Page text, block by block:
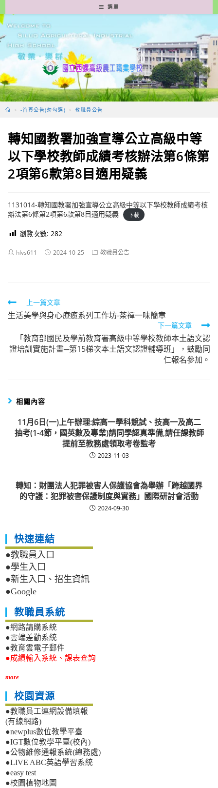
轉
至
要
容
選單
> -首頁公告(勿勾選) > 教職員公告
轉知國教署加強宣導公立高級中等
以下學校教師成績考核辦法第6條第
2項第6款第8目適用疑義
1131014-轉知國教署加強宣導公立高級中等以下學校教師成績考核
辦法第6條第2項第6款第8目適用疑義
下載
瀏覽次數: 282
Posthlvs611
Post2024-10-25
Post教職員公告
Read
more
articles
上一篇文章
生活美學與身心療癒系列工作坊-茶禪一味簡章
下一篇文章
「教育部國民及學前教育署高級中等學校教師本土語文認
證培訓實施計畫─第15梯次本土語文認證輔導班」，鼓勵同
仁報名參加。
相關內容
11月6日(一)上午辦理:綜高一學科競試、技高一及高二
抽考(1-4節，國英數及專業)請同學認真準備,請任課教師
提前至教務處領取考卷監考
2023-11-03
轉知：財團法人犯罪被害人保護協會為舉辦「跨越國界
的守護：犯罪被害保護制度與實務」國際研討會活動
2024-09-30
快速連結
●教職員入口
●學生入口
●新生入口、招生資訊
●Google
教職員系統
●網路請購系統
●雲端差勤系統
●教育雲電子郵件
●成績輸入系統、課表查詢
more
校園資源
●教職員工連網設備填報
(有線網路)
●newplus數位教學平臺
●IGT數位教學平臺(校內)
●公物維修通報系統(總務處)
●LIVE ABC英語學習系統
●easy test
●校園植物地圖